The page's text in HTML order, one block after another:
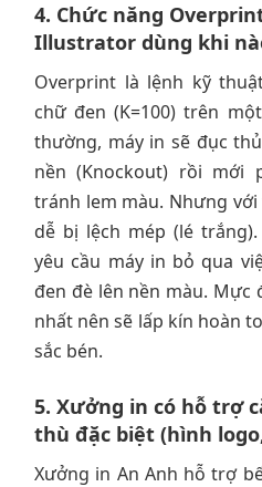
4. Chức năng
Illustrator dùng khi
Overprint là lệnh kỹ
chữ đen (K=100) trên
thường, máy in sẽ đục
nền (Knockout) rồi mới
tránh lem màu. Nhưng
dễ bị lệch mép (lé
yêu cầu máy in bỏ qua
đen đè lên nền màu. Mực
nhất nên sẽ lấp kín hoàn
sắc bén.
5. Xưởng in có hỗ trợ
thù đặc biệt (hình
Xưởng in An Anh hỗ trợ